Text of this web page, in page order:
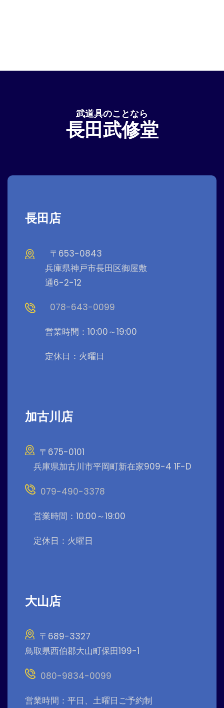
武道具のことなら
長田武修堂
長田店
〒653-0843
兵庫県神戸市長田区御屋敷
通6-2-12
078-643-0099
営業時間：10:00～19:00
定休日：火曜日
加古川店
〒675-0101
兵庫県加古川市平岡町新在家909-4 1F-D
079-490-3378
営業時間：10:00～19:00
定休日：火曜日
大山店
〒689-3327
鳥取県西伯郡大山町保田199-1
080-9834-0099
営業時間：平日、土曜日ご予約制